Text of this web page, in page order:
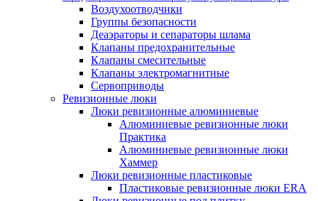
Воздухоотводчики
Группы безопасности
Деаэраторы и сепараторы шлама
Клапаны предохранительные
Клапаны смесительные
Клапаны электромагнитные
Сервоприводы
Ревизионные люки
Люки ревизионные алюминиевые
Алюминиевые ревизионные люки
Практика
Алюминиевые ревизионные люки
Хаммер
Люки ревизионные пластиковые
Пластиковые ревизионные люки ERA